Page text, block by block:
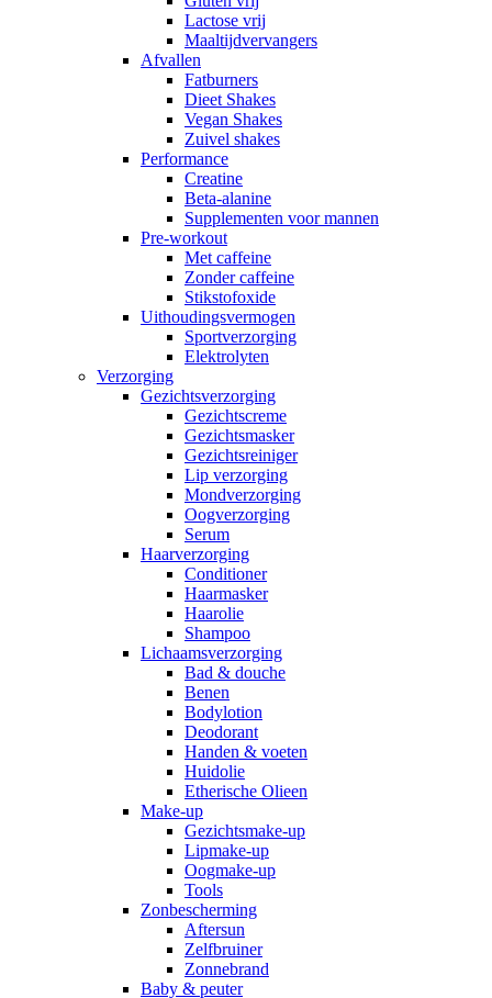
Lactose vrij
Maaltijdvervangers
Afvallen
Fatburners
Dieet Shakes
Vegan Shakes
Zuivel shakes
Performance
Creatine
Beta-alanine
Supplementen voor mannen
Pre-workout
Met caffeine
Zonder caffeine
Stikstofoxide
Uithoudingsvermogen
Sportverzorging
Elektrolyten
Verzorging
Gezichtsverzorging
Gezichtscreme
Gezichtsmasker
Gezichtsreiniger
Lip verzorging
Mondverzorging
Oogverzorging
Serum
Haarverzorging
Conditioner
Haarmasker
Haarolie
Shampoo
Lichaamsverzorging
Bad & douche
Benen
Bodylotion
Deodorant
Handen & voeten
Huidolie
Etherische Olieen
Make-up
Gezichtsmake-up
Lipmake-up
Oogmake-up
Tools
Zonbescherming
Aftersun
Zelfbruiner
Zonnebrand
Baby & peuter